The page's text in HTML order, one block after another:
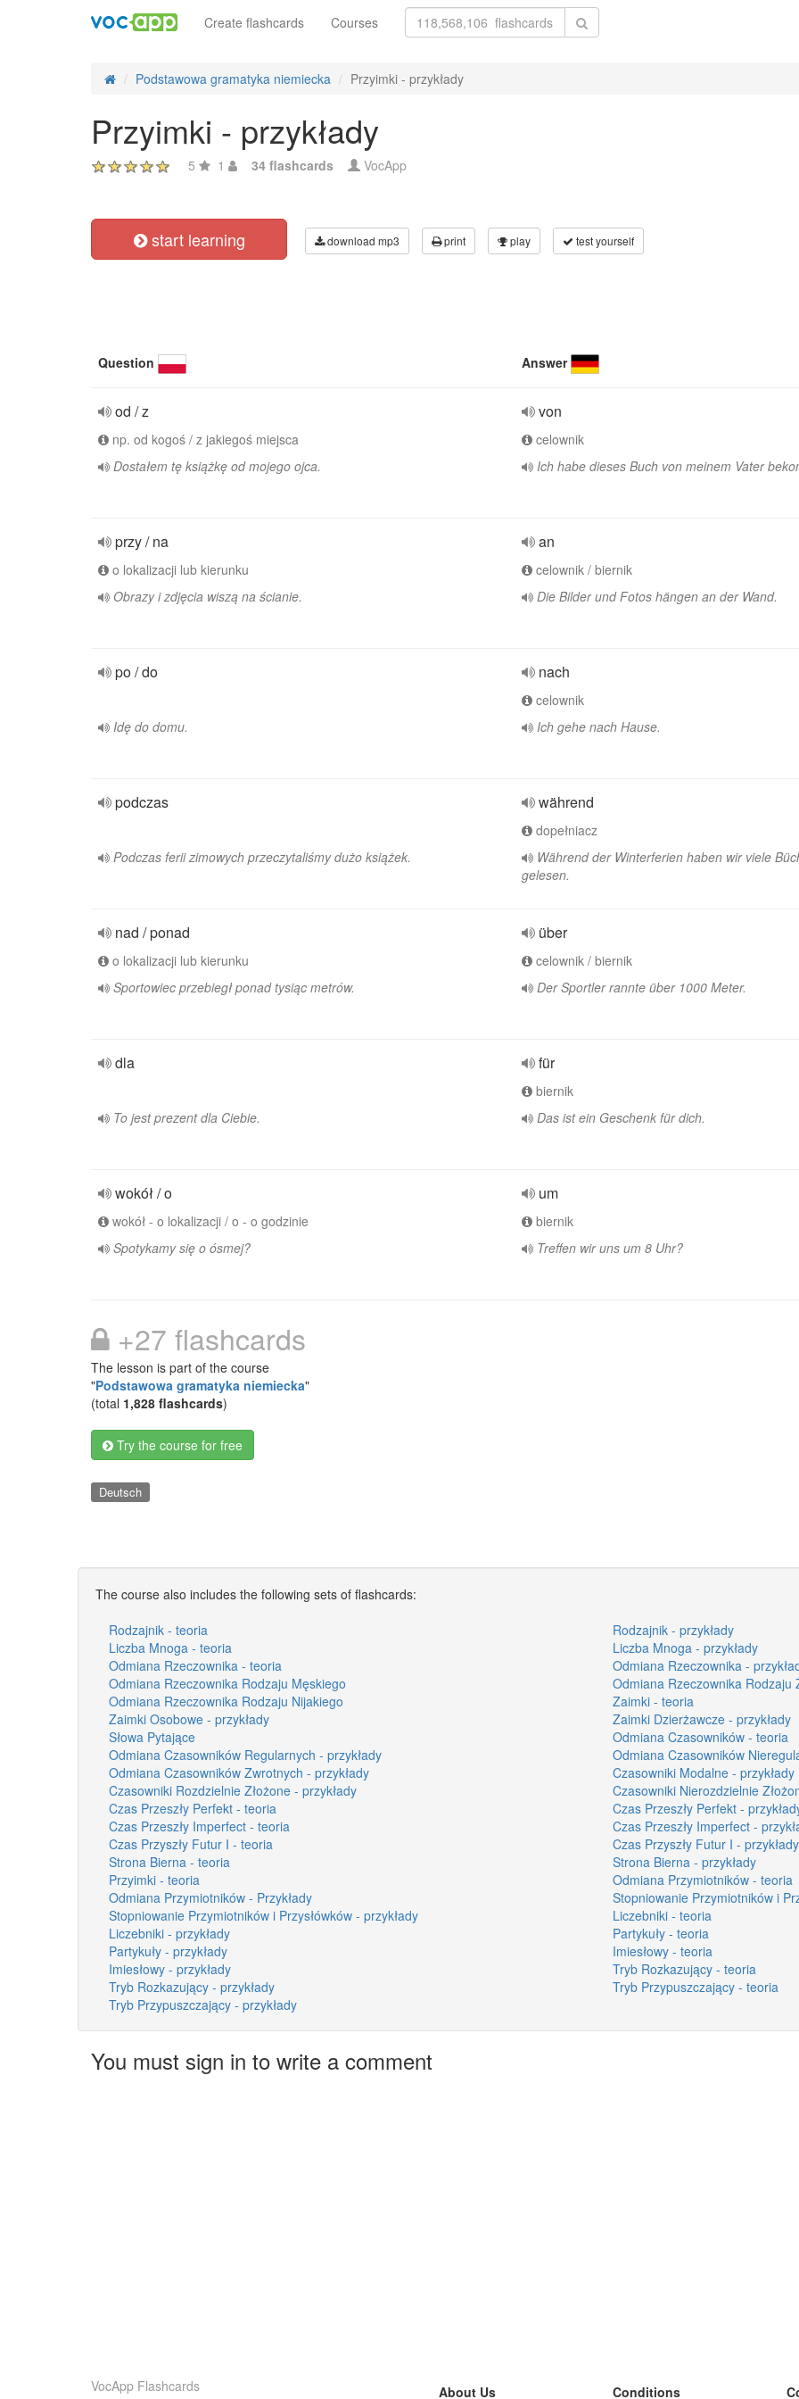
Create flashcards Courses
Podstawowa gramatyka niemiecka Przyimki - przykłady
Przyimki - przykłady
5 1 34 flashcards VocApp
start learning download mp3 print play test yourself
Question Answer
od / z
np. od kogoś / z jakiegoś miejsca
Dostałem tę książkę od mojego ojca.
von
celownik
Ich habe dieses Buch von meinem Vater
przy / na
o lokalizacji lub kierunku
Obrazy i zdjęcia wiszą na ścianie.
an
celownik / biernik
Die Bilder und Fotos hängen an der Wand.
po / do
Idę do domu.
nach
celownik
Ich gehe nach Hause.
podczas
Podczas ferii zimowych przeczytaliśmy dużo książek.
während
dopełniacz
Während der Winterferien haben wir viele
gelesen.
nad / ponad
o lokalizacji lub kierunku
Sportowiec przebiegł ponad tysiąc metrów.
über
celownik / biernik
Der Sportler rannte über 1000 Meter.
dla
To jest prezent dla Ciebie.
für
biernik
Das ist ein Geschenk für dich.
wokół / o
wokół - o lokalizacji / o - o godzinie
Spotykamy się o ósmej?
um
biernik
Treffen wir uns um 8 Uhr?
+27 flashcards
The lesson is part of the course
"Podstawowa gramatyka niemiecka"
(total 1,828 flashcards)
Try the course for free
Deutsch
The course also includes the following sets of flashcards:
Rodzajnik - teoria
Rodzajnik - przykłady
Liczba Mnoga - teoria
Liczba Mnoga - przykłady
Odmiana Rzeczownika - teoria
Odmiana Rzeczownika -
Odmiana Rzeczownika Rodzaju Męskiego
Odmiana Rzeczownika Rodzaju
Odmiana Rzeczownika Rodzaju Nijakiego
Zaimki - teoria
Zaimki Osobowe - przykłady
Zaimki Dzierżawcze - przykłady
Słowa Pytające
Odmiana Czasowników - teoria
Odmiana Czasowników Regularnych - przykłady
Odmiana Czasowników
Odmiana Czasowników Zwrotnych - przykłady
Czasowniki Modalne - przykłady
Czasowniki Rozdzielnie Złożone - przykłady
Czasowniki Nierozdzielnie
Czas Przeszły Perfekt - teoria
Czas Przeszły Perfekt -
Czas Przeszły Imperfect - teoria
Czas Przeszły Imperfect -
Czas Przyszły Futur I - teoria
Czas Przyszły Futur I - przykłady
Strona Bierna - teoria
Strona Bierna - przykłady
Przyimki - teoria
Odmiana Przymiotników - teoria
Odmiana Przymiotników - Przykłady
Stopniowanie Przymiotników i
Stopniowanie Przymiotników i Przysłówków - przykłady
Liczebniki - teoria
Liczebniki - przykłady
Partykuły - teoria
Partykuły - przykłady
Imiesłowy - teoria
Imiesłowy - przykłady
Tryb Rozkazujący - teoria
Tryb Rozkazujący - przykłady
Tryb Przypuszczający - teoria
Tryb Przypuszczający - przykłady
You must sign in to write a comment
VocApp Flashcards
About Us Conditions